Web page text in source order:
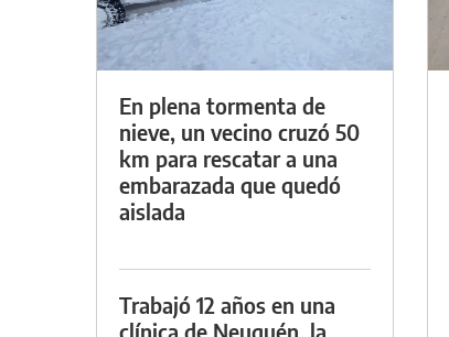
En plena tormenta de
nieve, un vecino cruzó 50
km para rescatar a una
embarazada que quedó
aislada
Trabajó 12 años en una
clínica de Neuquén, la